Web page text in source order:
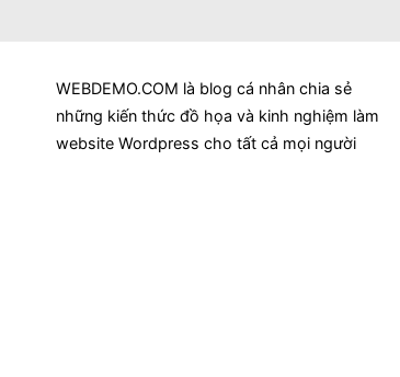
WEBDEMO.COM là blog cá nhân chia sẻ
những kiến thức đồ họa và kinh nghiệm làm
website Wordpress cho tất cả mọi người